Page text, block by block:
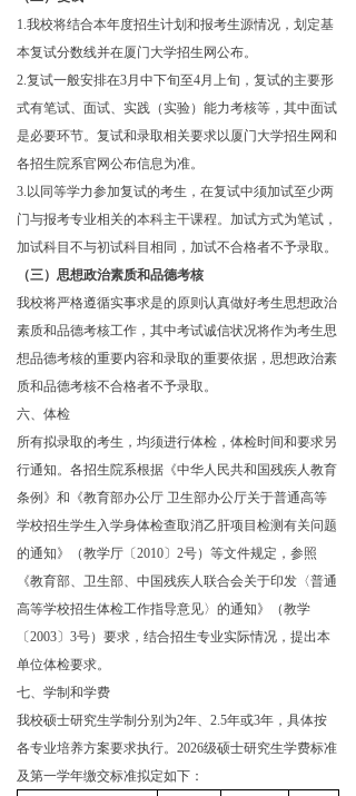
1.我校将结合本年度招生计划和报考生源情况，划定基
本复试分数线并在厦门大学招生网公布。
2.复试一般安排在3月中下旬至4月上旬，复试的主要形
式有笔试、面试、实践（实验）能力考核等，其中面试
是必要环节。复试和录取相关要求以厦门大学招生网和
各招生院系官网公布信息为准。
3.以同等学力参加复试的考生，在复试中须加试至少两
门与报考专业相关的本科主干课程。加试方式为笔试，
加试科目不与初试科目相同，加试不合格者不予录取。
（三）思想政治素质和品德考核
我校将严格遵循实事求是的原则认真做好考生思想政治
素质和品德考核工作，其中考试诚信状况将作为考生思
想品德考核的重要内容和录取的重要依据，思想政治素
质和品德考核不合格者不予录取。
六、体检
所有拟录取的考生，均须进行体检，体检时间和要求另
行通知。各招生院系根据《中华人民共和国残疾人教育
条例》和《教育部办公厅 卫生部办公厅关于普通高等
学校招生学生入学身体检查取消乙肝项目检测有关问题
的通知》（教学厅〔2010〕2号）等文件规定，参照
《教育部、卫生部、中国残疾人联合会关于印发〈普通
高等学校招生体检工作指导意见〉的通知》（教学
〔2003〕3号）要求，结合招生专业实际情况，提出本
单位体检要求。
七、学制和学费
我校硕士研究生学制分别为2年、2.5年或3年，具体按
各专业培养方案要求执行。 2026级硕士研究生学费标准
及第一学年缴交标准拟定如下：